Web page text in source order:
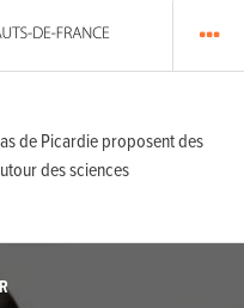
de Picardie proposent des
des sciences